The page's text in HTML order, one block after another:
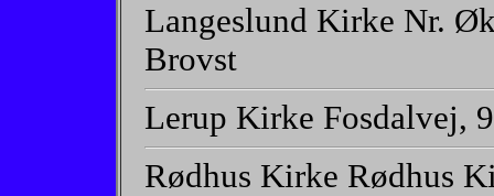
Langeslund Kirke Nr.
Brovst
Lerup Kirke Fosdalvej,
Rødhus Kirke Rødhus